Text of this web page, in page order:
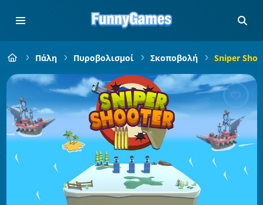
Πάλη Πυροβολισμοί Σκοποβολή Sniper